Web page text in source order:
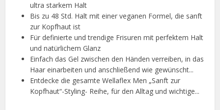
ultra starkem Halt
Bis zu 48 Std. Halt mit einer veganen Formel, die sanft
zur Kopfhaut ist
Für definierte und trendige Frisuren mit perfektem Halt
und natürlichem Glanz
Einfach das Gel zwischen den Händen verreiben, in das
Haar einarbeiten und anschließend wie gewünscht...
Entdecke die gesamte Wellaflex Men „Sanft zur
Kopfhaut“-Styling- Reihe, für den Alltag und wichtige...